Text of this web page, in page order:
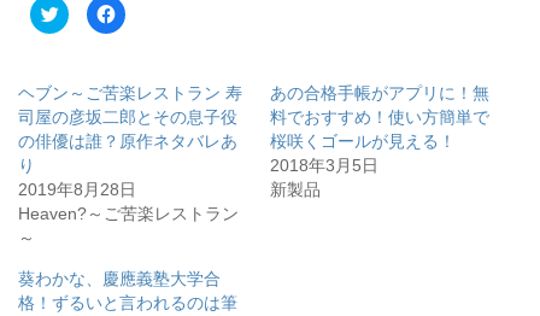
ク
リ
T
w
i
t
r
で
共
し
い
ウ
F
a
o
o
k
で
共
有
る
に
は
ク
ク
し
て
ヘブン～ご苦楽レストラン 寿
司屋の彦坂二郎とその息子役
の俳優は誰？原作ネタバレあ
り
2019年8月28日
Heaven?～ご苦楽レストラン
～
あの合格手帳がアプリに！無
料でおすすめ！使い方簡単で
桜咲くゴールが見える！
2018年3月5日
新製品
葵わかな、慶應義塾大学合
格！ずるいと言われるのは筆